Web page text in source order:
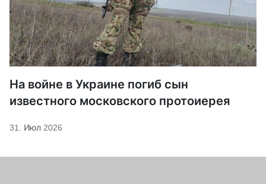
На войне в Украине погиб сын
известного московского протоиерея
31. Июл 2026